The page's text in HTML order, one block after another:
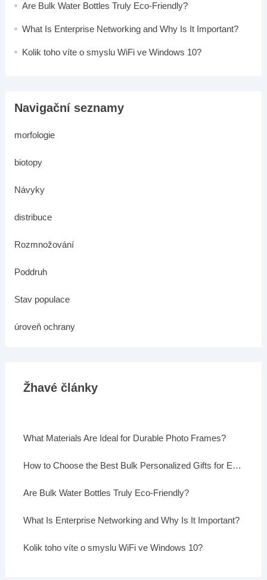
Are Bulk Water Bottles Truly Eco-Friendly?
What Is Enterprise Networking and Why Is It Important?
Kolik toho víte o smyslu WiFi ve Windows 10?
Navigační seznamy
morfologie
biotopy
Návyky
distribuce
Rozmnožování
Poddruh
Stav populace
úroveň ochrany
Žhavé články
What Materials Are Ideal for Durable Photo Frames?
How to Choose the Best Bulk Personalized Gifts for Events
Are Bulk Water Bottles Truly Eco-Friendly?
What Is Enterprise Networking and Why Is It Important?
Kolik toho víte o smyslu WiFi ve Windows 10?